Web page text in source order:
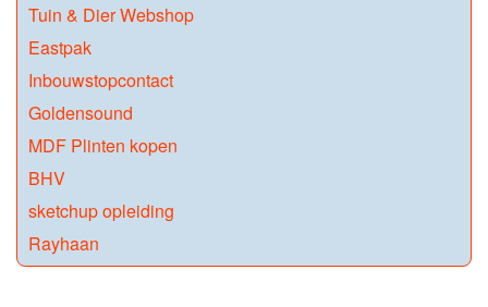
Tuin & Dier Webshop
Eastpak
Inbouwstopcontact
Goldensound
MDF Plinten kopen
BHV
sketchup opleiding
Rayhaan